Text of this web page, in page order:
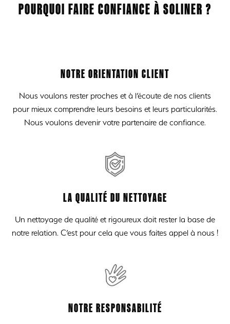
POURQUOI FAIRE CONFIANCE À SOLINER ?
NOTRE ORIENTATION CLIENT
Nous voulons rester proches et à l’écoute de nos clients
pour mieux comprendre leurs besoins et leurs particularités.
Nous voulons devenir votre partenaire de confiance.
LA QUALITÉ DU NETTOYAGE
Un nettoyage de qualité et rigoureux doit rester la base de
notre relation. C’est pour cela que vous faites appel à nous !
NOTRE RESPONSABILITÉ